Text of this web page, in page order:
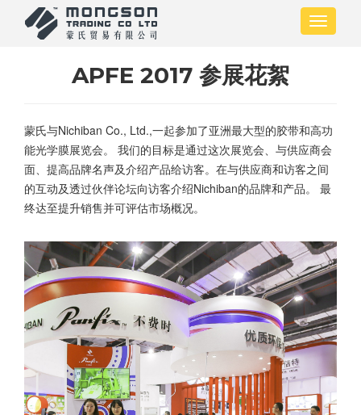
Toggle
APFE 2017 参展花絮
蒙氏与Nichiban Co., Ltd.,一起参加了亚洲最大型的胶带和高功
能光学膜展览会。 我们的目标是通过这次展览会、与供应商会
面、提高品牌名声及介绍产品给访客。在与供应商和访客之间
的互动及透过伙伴论坛向访客介绍Nichiban的品牌和产品。 最
终达至提升销售并可评估市场概况。